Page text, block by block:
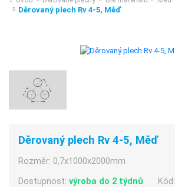
Děrovaný plech Rv 4-5, Měď
Děrovaný plech Rv 4-5, Měď
Rozměr: 0,7x1000x2000mm
Dostupnost:výroba do 2 týdnů Kód: